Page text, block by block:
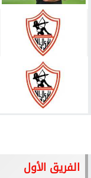
الفريق الأول